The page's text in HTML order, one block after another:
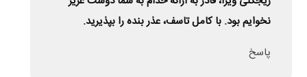
نخوایم بود. با کامل تاسف، عذر بنده را بپذیرید.
پاسخ